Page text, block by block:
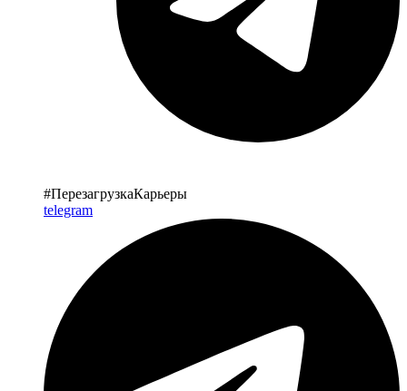
#ПерезагрузкаКарьеры
telegram